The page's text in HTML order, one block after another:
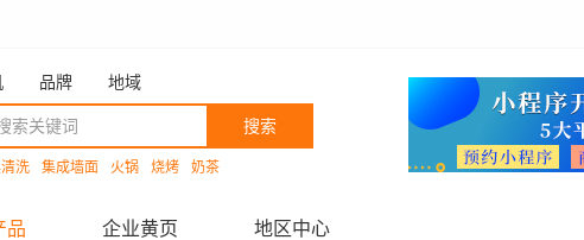
品牌 地域
搜索
洗 集成墙面 火锅 烧烤 奶茶
品 企业黄页 地区中心